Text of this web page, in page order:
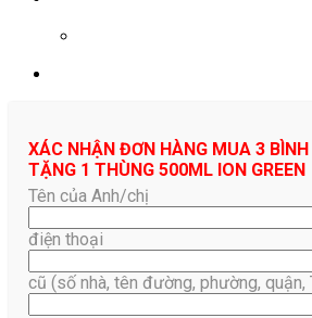
XÁC NHẬN ĐƠN HÀNG MUA 3 BÌNH
TẶNG 1 THÙNG 500ML ION GREEN
Tên của Anh/chị
điện thoại
cũ (số nhà, tên đường, phường, quận,